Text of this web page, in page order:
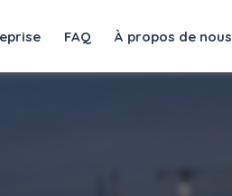
FAQ À propos de nous